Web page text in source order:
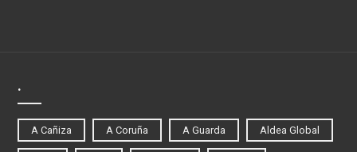
.
A Cañiza A Coruña A Guarda Aldea Global